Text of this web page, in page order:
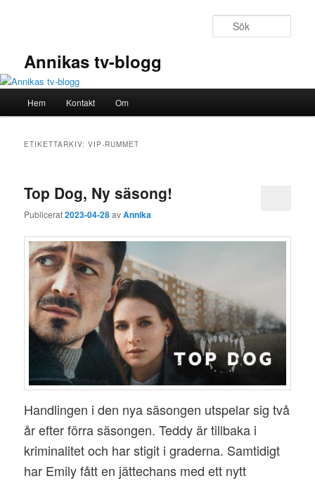
Annikas tv-blogg
Hem Kontakt Om
ETIKETTARKIV:VIP-RUMMET
Top Dog, Ny säsong!
Publicerat2023-04-28avAnnika
Handlingen i den nya säsongen utspelar sig två
år efter förra säsongen. Teddy är tillbaka i
kriminalitet och har stigit i graderna. Samtidigt
har Emily fått en jättechans med ett nytt